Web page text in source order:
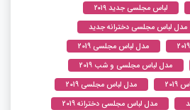
لباس مجلسی جدید ۲۰۱۹
مدل لباس مجلسی دخترانه جدید
مدل لباس مجلسی 2019
مدل لباس مجلسی و شب 2019
مدل لباس مجلسی 2019
مدل لباس مجلسی دخترانه 2019